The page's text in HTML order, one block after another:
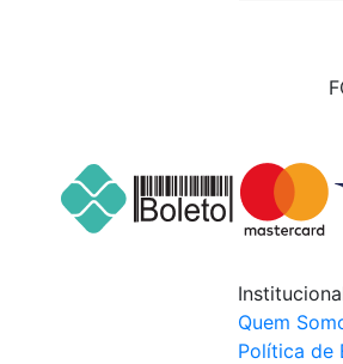
Quem
Política de